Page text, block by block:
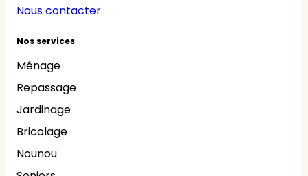
Nous contacter
Nos services
Ménage
Repassage
Jardinage
Bricolage
Nounou